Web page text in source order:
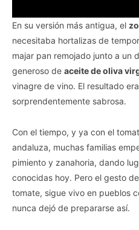
En su versión más antigua, el
necesitaba hortalizas de
majar pan remojado junto a un
generoso de aceite de oliva
vinagre de vino. El resultado
sorprendentemente sabrosa.
Con el tiempo, y ya con el
andaluza, muchas familias
pimiento y zanahoria, dando
conocidas hoy. Pero el gesto
tomate, sigue vivo en pueblos
nunca dejó de prepararse así.